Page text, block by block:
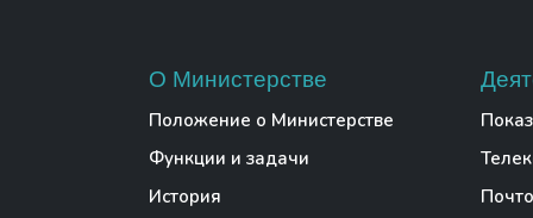
О Министерстве
Положение о Министерстве
Функции и задачи
История